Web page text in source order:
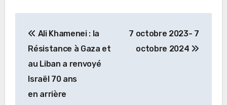
de
l’article
Ali Khamenei : la
Résistance à Gaza et
au Liban a renvoyé
Israël 70 ans
en arrière
7 octobre 2023- 7
octobre 2024